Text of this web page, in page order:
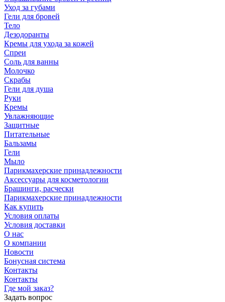
Уход за губами
Гели для бровей
Тело
Дезодоранты
Кремы для ухода за кожей
Спреи
Соль для ванны
Молочко
Скрабы
Гели для душа
Руки
Кремы
Увлажняющие
Защитные
Питательные
Бальзамы
Гели
Мыло
Парикмахерские принадлежности
Аксессуары для косметологии
Брашинги, расчески
Парикмахерские принадлежности
Как купить
Условия оплаты
Условия доставки
О нас
О компании
Новости
Бонусная система
Контакты
Контакты
Где мой заказ?
Задать вопрос